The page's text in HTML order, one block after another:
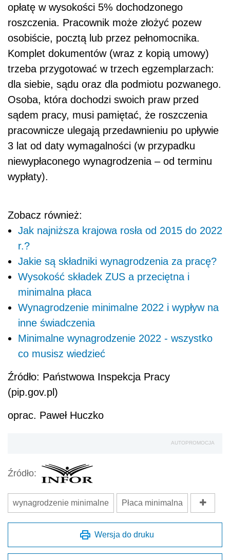
opłatę w wysokości 5% dochodzonego
roszczenia. Pracownik może złożyć pozew
osobiście, pocztą lub przez pełnomocnika.
Komplet dokumentów (wraz z kopią umowy)
trzeba przygotować w trzech egzemplarzach:
dla siebie, sądu oraz dla podmiotu pozwanego.
Osoba, która dochodzi swoich praw przed
sądem pracy, musi pamiętać, że roszczenia
pracownicze ulegają przedawnieniu po upływie
3 lat od daty wymagalności (w przypadku
niewypłaconego wynagrodzenia – od terminu
wypłaty).
Zobacz również:
Jak najniższa krajowa rosła od 2015 do 2022
r.?
Jakie są składniki wynagrodzenia za pracę?
Wysokość składek ZUS a przeciętna i
minimalna płaca
Wynagrodzenie minimalne 2022 i wypływ na
inne świadczenia
Minimalne wynagrodzenie 2022 - wszystko
co musisz wiedzieć
Źródło: Państwowa Inspekcja Pracy
(pip.gov.pl)
oprac. Paweł Huczko
AUTOPROMOCJA
Źródło:
wynagrodzenie minimalne Płaca minimalna
Wersja do druku